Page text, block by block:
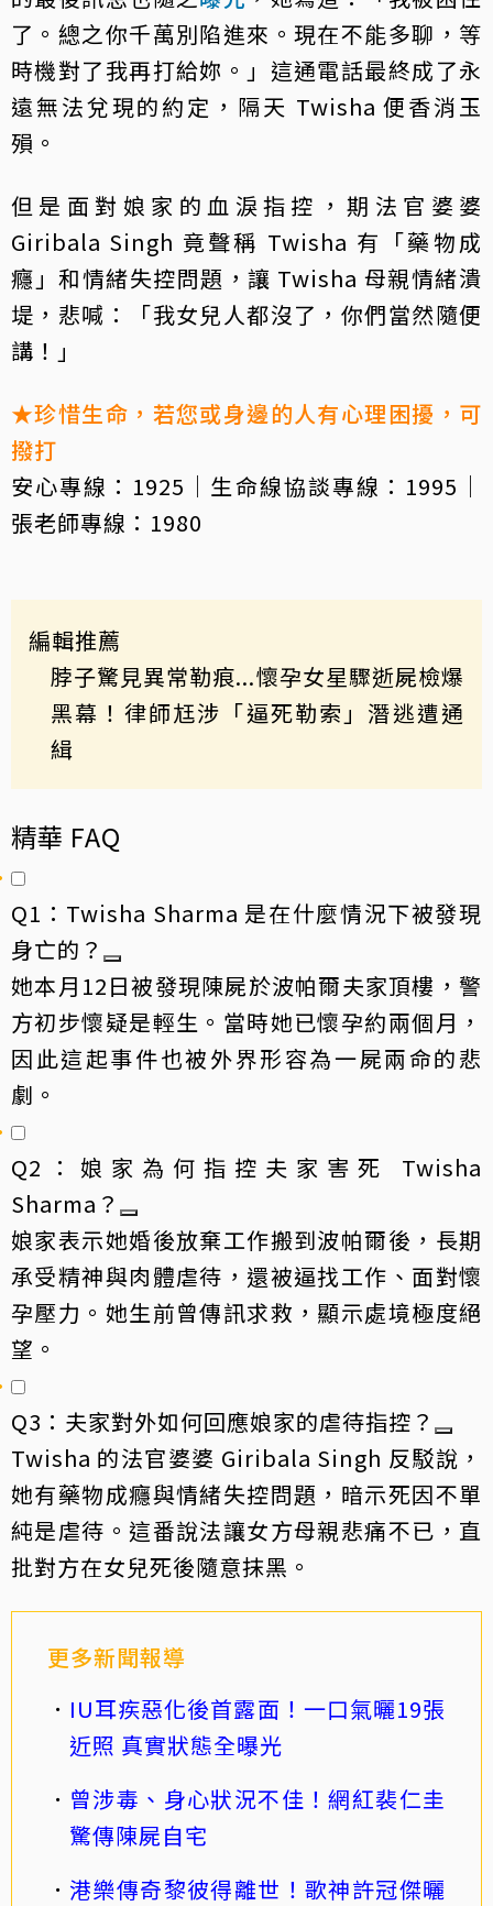
了。總之你千萬別陷進來。現在不能多聊，等
時機對了我再打給妳。」這通電話最終成了永
遠無法兌現的約定，隔天 Twisha 便香消玉
殞。
但是面對娘家的血淚指控，期法官婆婆
Giribala Singh 竟聲稱 Twisha 有「藥物成
癮」和情緒失控問題，讓 Twisha 母親情緒潰
堤，悲喊：「我女兒人都沒了，你們當然隨便
講！」
★珍惜生命，若您或身邊的人有心理困擾，可
撥打
安心專線：1925｜生命線協談專線：1995｜
張老師專線：1980
編輯推薦
脖子驚見異常勒痕...懷孕女星驟逝屍檢爆
黑幕！律師尪涉「逼死勒索」潛逃遭通
緝
精華 FAQ
Q1：Twisha Sharma 是在什麼情況下被發現
身亡的？
她本月12日被發現陳屍於波帕爾夫家頂樓，警
方初步懷疑是輕生。當時她已懷孕約兩個月，
因此這起事件也被外界形容為一屍兩命的悲
劇。
Q2：娘家為何指控夫家害死 Twisha
Sharma？
娘家表示她婚後放棄工作搬到波帕爾後，長期
承受精神與肉體虐待，還被逼找工作、面對懷
孕壓力。她生前曾傳訊求救，顯示處境極度絕
望。
Q3：夫家對外如何回應娘家的虐待指控？
Twisha 的法官婆婆 Giribala Singh 反駁說，
她有藥物成癮與情緒失控問題，暗示死因不單
純是虐待。這番說法讓女方母親悲痛不已，直
批對方在女兒死後隨意抹黑。
更多新聞報導
IU耳疾惡化後首露面！一口氣曬19張
近照 真實狀態全曝光
曾涉毒、身心狀況不佳！網紅裴仁圭
驚傳陳屍自宅
港樂傳奇黎彼得離世！歌神許冠傑曬